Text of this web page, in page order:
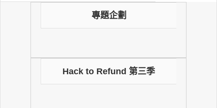
專題企劃
Hack to Refund 第三季